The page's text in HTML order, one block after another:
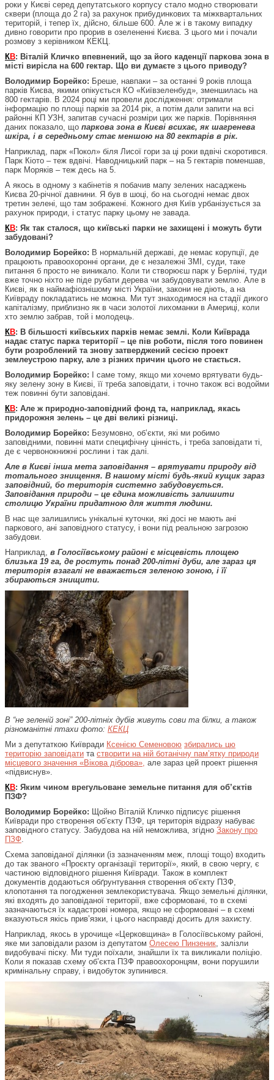
роки у Києві серед депутатського корпусу стало модно створювати
сквери (площа до 2 га) за рахунок прибудинкових та міжквартальних
територій, і тепер їх, дійсно, більше 600. Але ж і в такому випадку
дивно говорити про прорив в озелененні Києва. З цього ми і почали
розмову з керівником КЕКЦ.
КВ: Віталій Кличко впевнений, що за його каденції паркова зона в
місті вирісла на 600 гектар. Що ви думаєте з цього приводу?
Володимир Борейко: Бреше, навпаки – за останні 9 років площа
парків Києва, якими опікується КО «Київзеленбуд», зменшилась на
800 гектарів. В 2024 році ми провели дослідження: отримали
інформацію по площі парків за 2014 рік, а потім дали запити на всі
районні КП УЗН, запитав сучасні розміри цих же парків. Порівняння
даних показало, що паркова зона в Києві всихає, як шагренева
шкіра, і в середньому стає меншою на 80 гектарів в рік.
Наприклад, парк «Покол» біля Лисої гори за ці роки вдвічі скоротився.
Парк Кіото – теж вдвічі. Наводницький парк – на 5 гектарів поменшав,
парк Моряків – теж десь на 5.
А якось в одному з кабінетів я побачив мапу зелених насаджень
Києва 20-річної давнини. Я був в шоці, бо на сьогодні немає двох
третин зелені, що там зображені. Кожного дня Київ урбанізується за
рахунок природи, і статус парку цьому не завада.
КВ: Як так сталося, що київські парки не захищені і можуть бути
забудовані?
Володимир Борейко: В нормальній державі, де немає корупції, де
працюють правоохоронні органи, де є незалежні ЗМІ, суди, таке
питання б просто не виникало. Коли ти створюєш парк у Берліні, туди
вже точно ніхто не піде рубати дерева чи забудовувати землю. Але в
Києві, як в наймафіознішому місті України, закони не діють, а на
Київраду покладатись не можна. Ми тут знаходимося на стадії дикого
капіталізму, приблизно як в часи золотої лихоманки в Америці, коли
хто землю забрав, той і молодець.
КВ: В більшості київських парків немає землі. Коли Київрада
надає статус парка території – це пів роботи, після того повинен
бути розроблений та знову затверджений сесією проект
землеустрою парку, але з різних причин цього не стається.
Володимир Борейко: І саме тому, якщо ми хочемо врятувати будь-
яку зелену зону в Києві, її треба заповідати, і точно також всі водойми
теж повинні бути заповідані.
КВ: Але ж природно-заповідний фонд та, наприклад, якась
придорожня зелень – це дві великі різниці.
Володимир Борейко: Безумовно, об’єкти, які ми робимо
заповідними, повинні мати специфічну цінність, і треба заповідати ті,
де є червонокнижні рослини і так далі.
Але в Києві інша мета заповідання – врятувати природу від
тотального знищення. В нашому місті будь-який кущик зараз
заповідний, бо територія системно забудовується.
Заповідання природи – це єдина можливість залишити
столицю України придатною для життя людини.
В нас ще залишились унікальні куточки, які досі не мають ані
паркового, ані заповідного статусу, і вони під реальною загрозою
забудови.
Наприклад, в Голосіївському районі є місцевість площею
близька 19 га, де ростуть понад 200-літні дуби, але зараз ця
територія взагалі не вважається зеленою зоною, і її
збираються знищити.
В “не зеленій зоні” 200-літніх дубів живуть сови та білки, а також
різноманітні птахи фото: КЕКЦ
Ми з депутаткою Київради Ксенією Семеновою збирались цю
територію заповідати та створити на ній ботанічну пам’ятку природи
місцевого значення «Вікова діброва», але зараз цей проект рішення
«підвиснув».
КВ: Яким чином врегульоване земельне питання для об’єктів
ПЗФ?
Володимир Борейко: Щойно Віталій Кличко підписує рішення
Київради про створення об’єкту ПЗФ, ця територія відразу набуває
заповідного статусу. Забудова на ній неможлива, згідно Закону про
ПЗФ
Схема заповіданої ділянки (із зазначенням меж, площі тощо) входить
до так званого «Проєкту організації території», який, в свою чергу, є
частиною відповідного рішення Київради. Також в комплект
документів додаються обґрунтування створення об’єкту ПЗФ,
клопотання та погодження землекористувача. Якщо земельні ділянки,
які входять до заповіданої території, вже сформовані, то в схемі
зазначаються їх кадастрові номера, якщо не сформовані – в схемі
вказуються якісь прив’язки, і цього насправді досить для захисту.
Наприклад, якось в урочище «Церковщина» в Голосіївському районі,
яке ми заповідали разом із депутатом Олесею Пинзеник , залізли
видобувачі піску. Ми туди поїхали, знайшли їх та викликали поліцію.
Коли я показав схему об’єкта ПЗФ правоохоронцям, вони порушили
кримінальну справу, і видобуток зупинився.